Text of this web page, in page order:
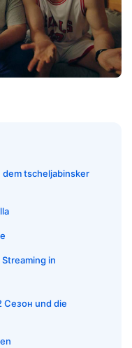
dem tscheljabinsker
in
Сезон und die